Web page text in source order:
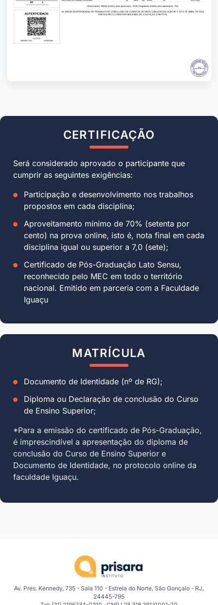
CERTIFICAÇÃO
Será considerado aprovado o participante que
cumprir as seguintes exigências:
Participação e desenvolvimento nos trabalhos
propostos em cada disciplina;
Aproveitamento mínimo de 70% (setenta por
cento) na prova online, isto é, nota final em cada
disciplina igual ou superior a 7,0 (sete);
Certificado de Pós-Graduação Lato Sensu,
reconhecido pelo MEC em todo o território
nacional. Emitido em parceria com a Faculdade
Iguaçu
MATRÍCULA
Documento de Identidade (nº de RG);
Diploma ou Declaração de conclusão do Curso
de Ensino Superior;
*Para a emissão do certificado de Pós-Graduação,
é imprescindível a apresentação do diploma de
conclusão do Curso de Ensino Superior e
Documento de Identidade, no protocolo online da
faculdade Iguaçu.
Av. Pres. Kennedy, 735 - Sala 110 - Estrela do Norte, São Gonçalo - RJ,
24445-795